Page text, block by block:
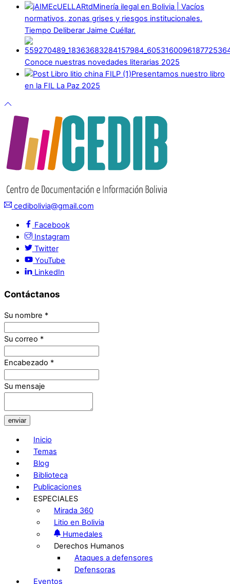
Minería ilegal en Bolivia | Vacíos
normativos, zonas grises y riesgos institucionales.
Tiempo Deliberar Jaime Cuéllar.
Conoce nuestras novedades literarias 2025
Presentamos nuestro libro
en la FIL La Paz 2025
cedibolivia@gmail.com
Facebook
Instagram
Twitter
YouTube
LinkedIn
Contáctanos
Su nombre *
Su correo *
Encabezado *
Su mensaje
enviar
Inicio
Temas
Blog
Biblioteca
Publicaciones
ESPECIALES
Mirada 360
Litio en Bolivia
Humedales
Derechos Humanos
Ataques a defensores
Defensoras
Eventos